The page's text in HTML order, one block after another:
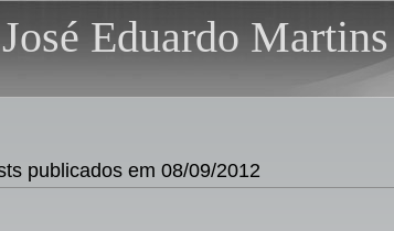
José Eduardo Martins
publicados em 08/09/2012